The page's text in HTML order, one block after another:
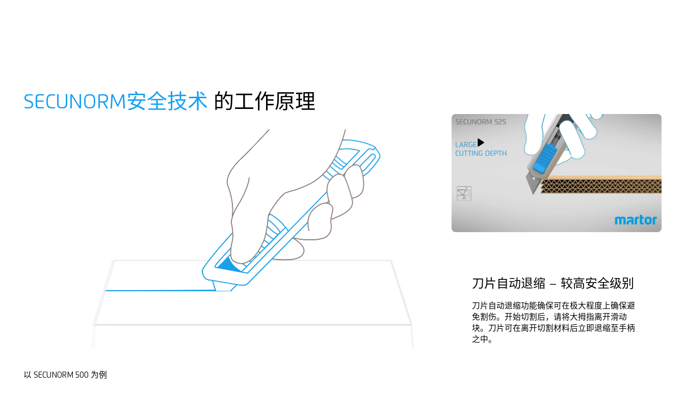
纺织，材料
SECUNORM安全技术 的工作原理
刀片自动退缩 – 较高安全级别
刀片自动退缩功能确保可在极大程度上确保避
免割伤。开始切割后，请将大拇指离开滑动
块。刀片可在离开切割材料后立即退缩至手柄
之中。
以 SECUNORM 500 为例
Play Video